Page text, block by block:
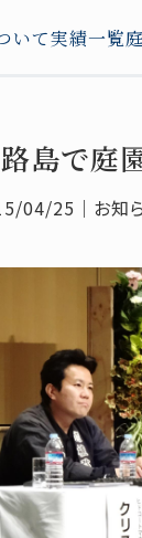
いて実績一覧
島で庭
04/25 ｜ お知